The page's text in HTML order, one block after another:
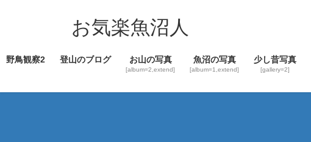
ツ
ス
シ
ン
お気楽魚沼人
野鳥観察2 登山のブログ お山の写真
[album=2,extend]
魚沼の写真
[album=1,extend]
少し昔写真
[gallery=2]